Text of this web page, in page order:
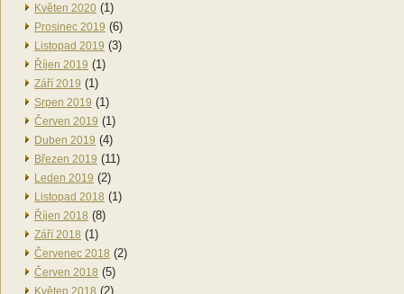
Květen 2020 (1)
Prosinec 2019 (6)
Listopad 2019 (3)
Říjen 2019 (1)
Září 2019 (1)
Srpen 2019 (1)
Červen 2019 (1)
Duben 2019 (4)
Březen 2019 (11)
Leden 2019 (2)
Listopad 2018 (1)
Říjen 2018 (8)
Září 2018 (1)
Červenec 2018 (2)
Červen 2018 (5)
Květen 2018 (2)